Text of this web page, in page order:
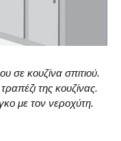
σε κουζίνα σπιτιού.
της κουζίνας.
με τον νεροχύτη.